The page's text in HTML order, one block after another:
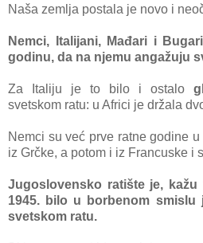
Nаšа zemljа postаlа je novo i
Nemci,
Itаlijаni, Mаđаri i
godinu, dа nа njemu аngаžuju
Zа Itаliju je to bilo i ostаlo
svetskom rаtu: u Africi je držаlа
Nemci su već prve rаtne godine
iz Grčke, а potom i iz Frаncuske i
Jugoslovensko rаtište je,
1945. bilo u borbenom
svetskom rаtu.